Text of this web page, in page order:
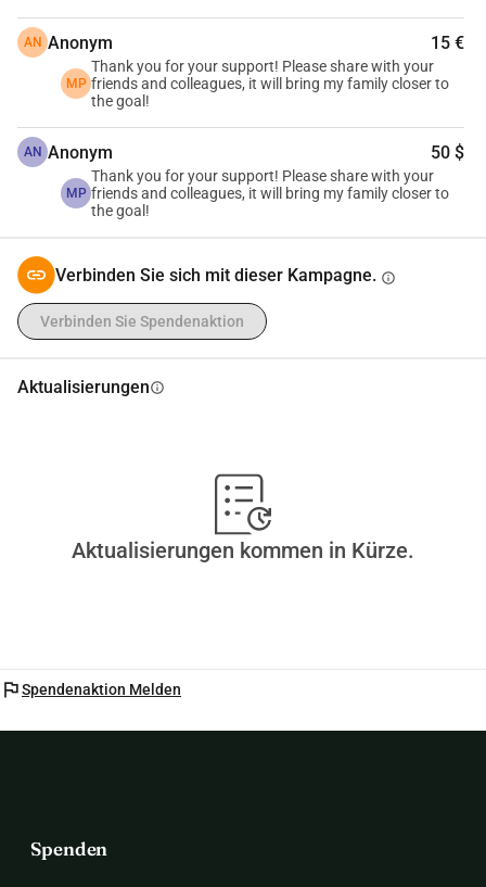
• Stellen Sie Baumaterialien und Dienstleistungen zur
Verfügung
• Teilen Sie diese Informationen mit Freunden und
Bekannten
Jede Unterstützung, egal wie klein, wird uns helfen, nach
Hause zurückzukehren und unser Leben wieder
aufzubauen. Vielen Dank für Ihr Mitgefühl und Ihre
Unterstützung!
Mykhaylo Pobigay und seine Familie
AN Anonym 15 €
MP
Thank you for your support! Please share with your
friends and colleagues, it will bring my family closer to
the goal!
AN Anonym 50 $
MP
Thank you for your support! Please share with your
friends and colleagues, it will bring my family closer to
the goal!
Verbinden Sie sich mit dieser Kampagne. info
Verbinden Sie Spendenaktion
Aktualisierungeninfo
Aktualisierungen kommen in Kürze.
flagSpendenaktion Melden
Spenden